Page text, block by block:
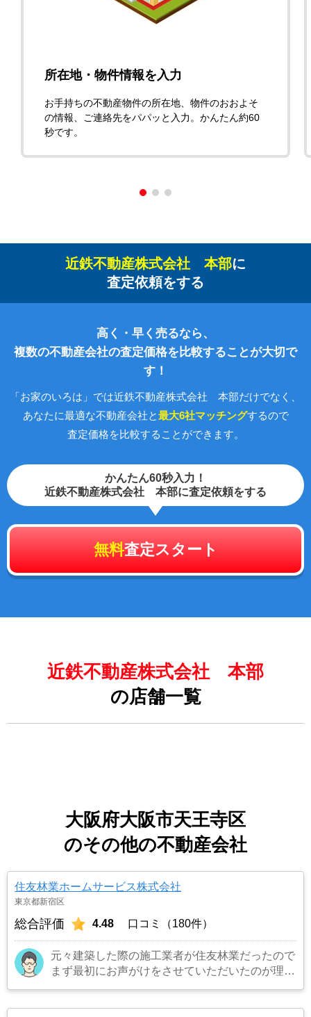
所在地・物件情報を入力
お手持ちの不動産物件の所在地、物件のおおよそ
の情報、ご連絡先をパパッと入力。かんたん約60
秒です。
近鉄不動産株式会社 本部に
査定依頼をする
高く・早く売るなら、
複数の不動産会社の査定価格を比較することが大切で
す！
「お家のいろは」では近鉄不動産株式会社 本部だけでなく、
あなたに最適な不動産会社と最大6社マッチングするので
査定価格を比較することができます。
かんたん60秒入力！
近鉄不動産株式会社 本部に査定依頼をする
無料査定スタート
近鉄不動産株式会社 本部
の店舗一覧
大阪府大阪市天王寺区
のその他の不動産会社
住友林業ホームサービス株式会社
東京都新宿区
総合評価 4.48 口コミ（180件）
元々建築した際の施工業者が住友林業だったので
まず最初にお声がけをさせていただいたのが理由